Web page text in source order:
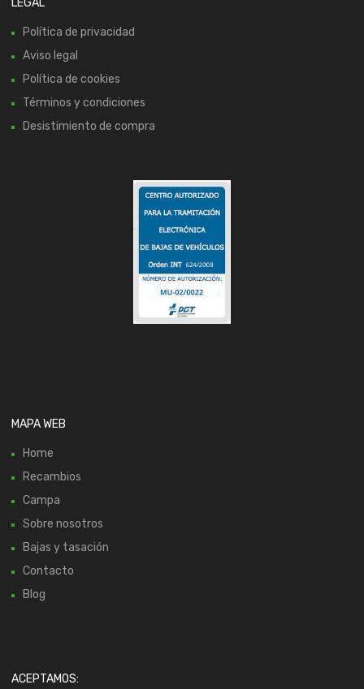
Política de privacidad
Aviso legal
Política de cookies
Términos y condiciones
Desistimiento de compra
MAPA WEB
Home
Recambios
Campa
Sobre nosotros
Bajas y tasación
Contacto
Blog
ACEPTAMOS: